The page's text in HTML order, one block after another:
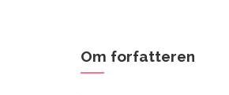
Om forfatteren